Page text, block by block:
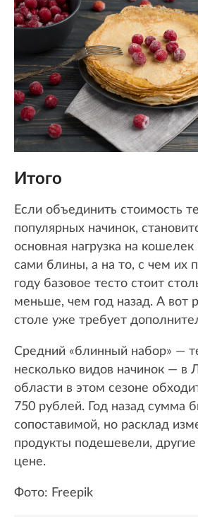
Итого
Если объединить стоимость
популярных начинок,
основная нагрузка на
сами блины, а на то, с чем их
году базовое тесто стоит
меньше, чем год назад. А вот
столе уже требует
Средний «блинный набор» —
несколько видов начинок — в
области в этом сезоне
750 рублей. Год назад сумма
сопоставимой, но расклад
продукты подешевели,
цене.
Фото: Freepik